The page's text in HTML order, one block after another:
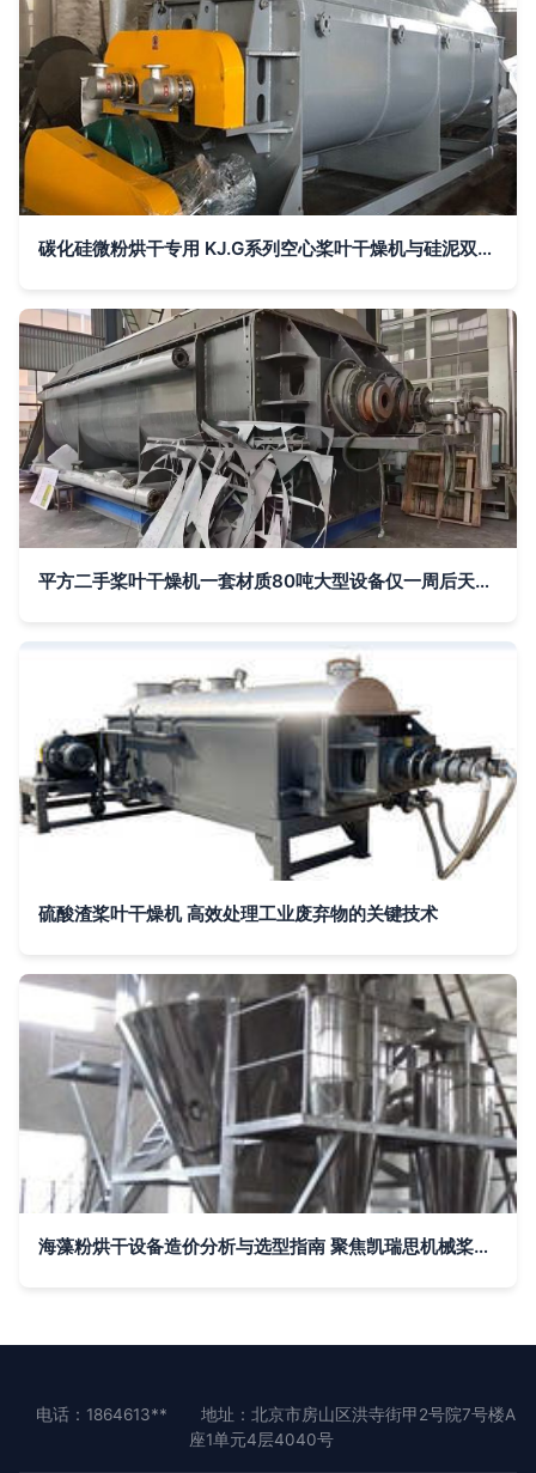
碳化硅微粉烘干专用 KJ.G系列空心桨叶干燥机与硅泥双浆叶干化烘干机技术解析
平方二手桨叶干燥机一套材质80吨大型设备仅一周后天到家需要的请联系
硫酸渣桨叶干燥机 高效处理工业废弃物的关键技术
海藻粉烘干设备造价分析与选型指南 聚焦凯瑞思机械桨叶干燥机
电话：1864613**
地址：北京市房山区洪寺街甲2号院7号楼A
座1单元4层4040号